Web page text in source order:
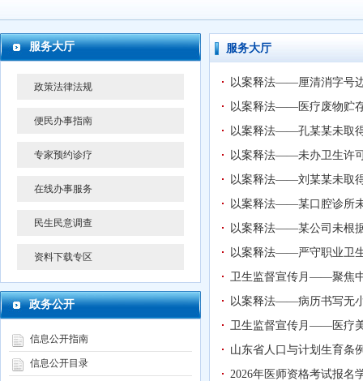
服务大厅
政策法律法规
便民办事指南
专家预约诊疗
在线办事服务
民生民意调查
资料下载专区
政务公开
信息公开指南
信息公开目录
服务大厅
以案释法——厘清消字号
以案释法——医疗废物贮
以案释法——孔某某未取
以案释法——未办卫生许
以案释法——刘某某未取
以案释法——某口腔诊所
以案释法——某公司未根
以案释法——严守职业卫
卫生监督宣传月——聚焦
以案释法——病历书写无
卫生监督宣传月——医疗
山东省人口与计划生育条
2026年医师资格考试报名